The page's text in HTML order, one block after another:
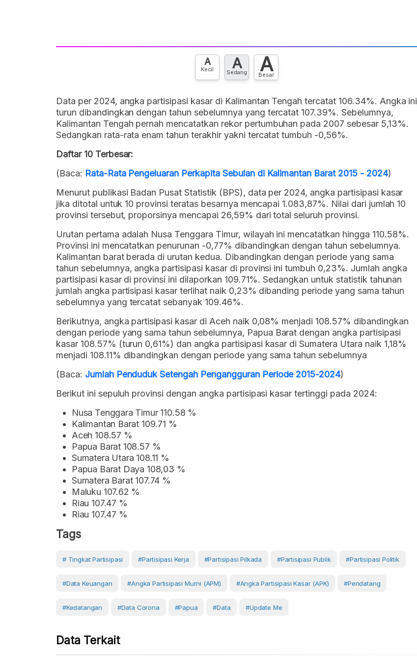
A
Kecil A
Sedang A
Besar
Data per 2024, angka partisipasi kasar di Kalimantan Tengah tercatat 106.34%. Angka ini
turun dibandingkan dengan tahun sebelumnya yang tercatat 107.39%. Sebelumnya,
Kalimantan Tengah pernah mencatatkan rekor pertumbuhan pada 2007 sebesar 5,13%.
Sedangkan rata-rata enam tahun terakhir yakni tercatat tumbuh -0,56%.
Daftar 10 Terbesar:
(Baca: Rata-Rata Pengeluaran Perkapita Sebulan di Kalimantan Barat 2015 - 2024)
Menurut publikasi Badan Pusat Statistik (BPS), data per 2024, angka partisipasi kasar
jika ditotal untuk 10 provinsi teratas besarnya mencapai 1.083,87%. Nilai dari jumlah 10
provinsi tersebut, proporsinya mencapai 26,59% dari total seluruh provinsi.
Urutan pertama adalah Nusa Tenggara Timur, wilayah ini mencatatkan hingga 110.58%.
Provinsi ini mencatatkan penurunan -0,77% dibandingkan dengan tahun sebelumnya.
Kalimantan barat berada di urutan kedua. Dibandingkan dengan periode yang sama
tahun sebelumnya, angka partisipasi kasar di provinsi ini tumbuh 0,23%. Jumlah angka
partisipasi kasar di provinsi ini dilaporkan 109.71%. Sedangkan untuk statistik tahunan
jumlah angka partisipasi kasar terlihat naik 0,23% dibanding periode yang sama tahun
sebelumnya yang tercatat sebanyak 109.46%.
Berikutnya, angka partisipasi kasar di Aceh naik 0,08% menjadi 108.57% dibandingkan
dengan periode yang sama tahun sebelumnya, Papua Barat dengan angka partisipasi
kasar 108.57% (turun 0,61%) dan angka partisipasi kasar di Sumatera Utara naik 1,18%
menjadi 108.11% dibandingkan dengan periode yang sama tahun sebelumnya
(Baca: Jumlah Penduduk Setengah Pengangguran Periode 2015-2024)
Berikut ini sepuluh provinsi dengan angka partisipasi kasar tertinggi pada 2024:
Nusa Tenggara Timur 110.58 %
Kalimantan Barat 109.71 %
Aceh 108.57 %
Papua Barat 108.57 %
Sumatera Utara 108.11 %
Papua Barat Daya 108,03 %
Sumatera Barat 107.74 %
Maluku 107.62 %
Riau 107.47 %
Riau 107.47 %
Tags
# Tingkat Partisipasi #partisipasi Kerja #Partisipasi Pilkada #partisipasi Publik #partisipasi Politik
#Data Keuangan #Angka Partisipasi Murni (APM) #Angka Partisipasi Kasar (APK) #pendatang
#Kedatangan #data Corona #Papua #Data #Update Me
Data Terkait